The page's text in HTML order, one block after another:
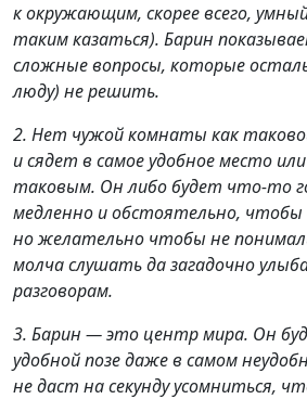
к окружающим, скорее всего,
таким казаться). Барин
сложные вопросы, которые
люду) не решить.
2. Нет чужой комнаты как
и сядет в самое удобное место
таковым. Он либо будет что-то
медленно и обстоятельно, чтобы
но желательно чтобы не
молча слушать да загадочно
разговорам.
3. Барин — это центр мира. Он
удобной позе даже в самом
не даст на секунду усомниться,